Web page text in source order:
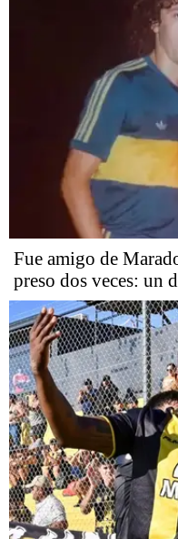
Fue amigo de
preso dos veces: un